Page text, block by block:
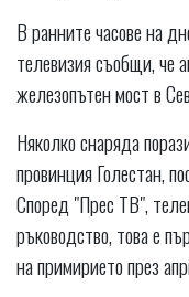
В ранните часове на
телевизия съобщи, че
железопътен мост в
Няколко снаряда
провинция Голестан,
Според "Прес ТВ",
ръководство, това е
на примирието през